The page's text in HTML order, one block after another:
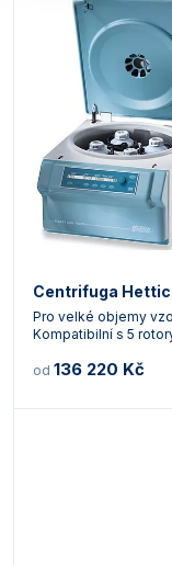
Centrifuga
Pro velké objemy
Kompatibilní s 5
od 136 220 Kč